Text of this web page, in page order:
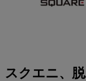
スクエニ、